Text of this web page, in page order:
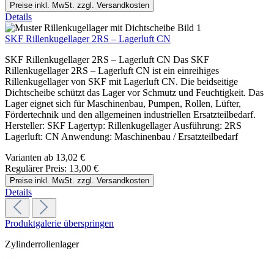
Preise inkl. MwSt. zzgl. Versandkosten
Details
SKF Rillenkugellager 2RS – Lagerluft CN
SKF Rillenkugellager 2RS – Lagerluft CN Das SKF
Rillenkugellager 2RS – Lagerluft CN ist ein einreihiges
Rillenkugellager von SKF mit Lagerluft CN. Die beidseitige
Dichtscheibe schützt das Lager vor Schmutz und Feuchtigkeit. Das
Lager eignet sich für Maschinenbau, Pumpen, Rollen, Lüfter,
Fördertechnik und den allgemeinen industriellen Ersatzteilbedarf.
Hersteller: SKF Lagertyp: Rillenkugellager Ausführung: 2RS
Lagerluft: CN Anwendung: Maschinenbau / Ersatzteilbedarf
Varianten ab 13,02 €
Regulärer Preis: 13,00 €
Preise inkl. MwSt. zzgl. Versandkosten
Details
Produktgalerie überspringen
Zylinderrollenlager